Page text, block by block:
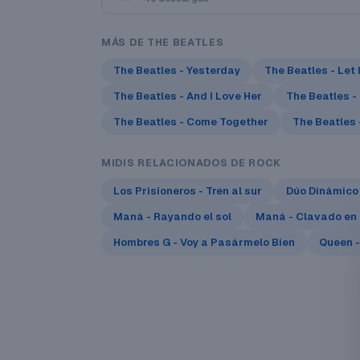
MÁS DE THE BEATLES
The Beatles - Yesterday
The Beatles - Let
The Beatles - And I Love Her
The Beatles
The Beatles - Come Together
The Beatles
MIDIS RELACIONADOS DE ROCK
Los Prisioneros - Tren al sur
Dúo
Maná - Rayando el sol
Maná - Clavado en
Hombres G - Voy a Pasármelo Bien
Queen